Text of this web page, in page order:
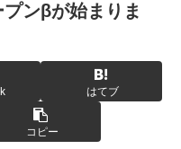
ンβが始まりま
はてブ
コピー